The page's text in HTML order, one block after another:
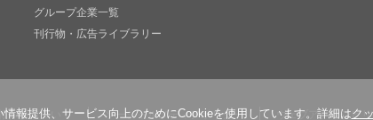
報提供、サービス向上のためにCookieを使用しています。詳細はク
グループ企業一覧
刊行物・広告ライブラリー
保護について ソーシャルメディアポリシー ウェブアクセシビ